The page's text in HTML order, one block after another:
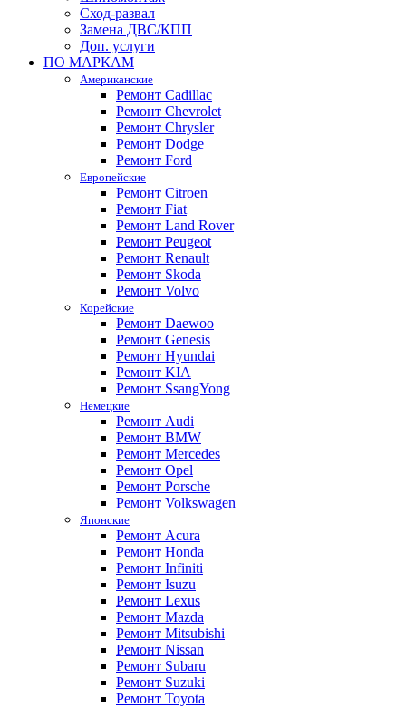
Сход-развал
Замена ДВС/КПП
Доп. услуги
ПО МАРКАМ
Американские
Ремонт Cadillac
Ремонт Chevrolet
Ремонт Chrysler
Ремонт Dodge
Ремонт Ford
Европейские
Ремонт Citroen
Ремонт Fiat
Ремонт Land Rover
Ремонт Peugeot
Ремонт Renault
Ремонт Skoda
Ремонт Volvo
Корейские
Ремонт Daewoo
Ремонт Genesis
Ремонт Hyundai
Ремонт KIA
Ремонт SsangYong
Немецкие
Ремонт Audi
Ремонт BMW
Ремонт Mercedes
Ремонт Opel
Ремонт Porsche
Ремонт Volkswagen
Японские
Ремонт Acura
Ремонт Honda
Ремонт Infiniti
Ремонт Isuzu
Ремонт Lexus
Ремонт Mazda
Ремонт Mitsubishi
Ремонт Nissan
Ремонт Subaru
Ремонт Suzuki
Ремонт Toyota